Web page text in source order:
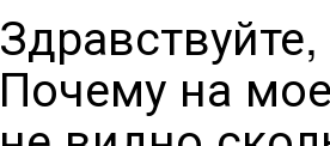
Почему на